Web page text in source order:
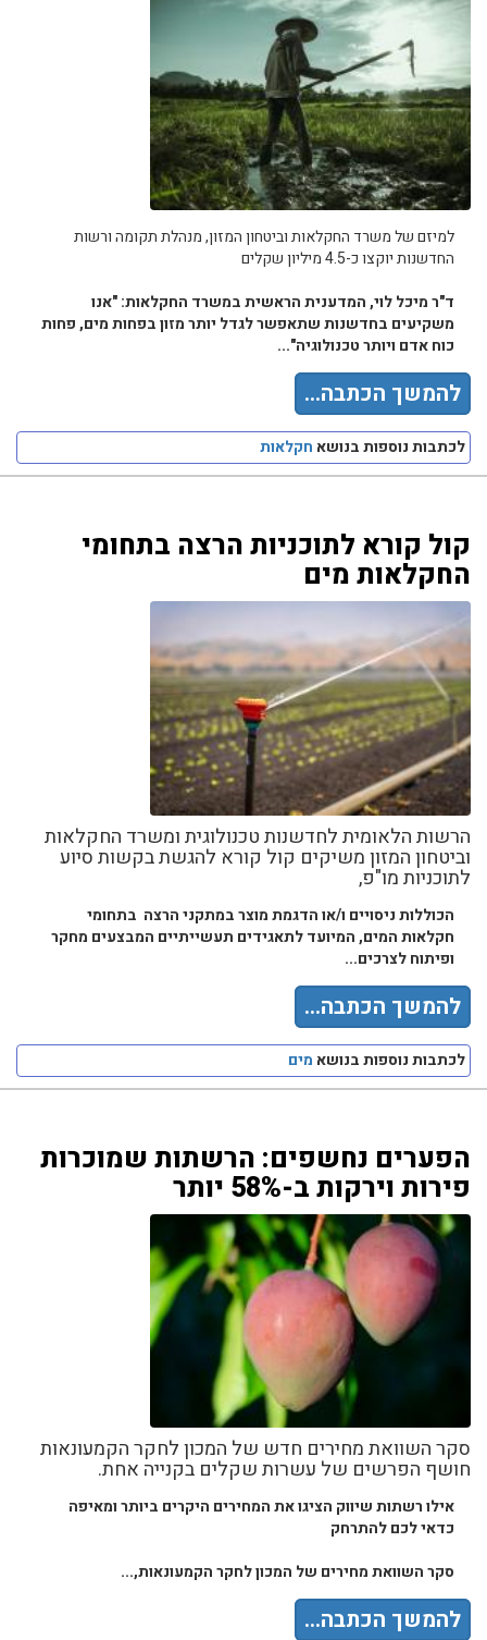
למיזם של משרד החקלאות וביטחון המזון, מנהלת תקומה ורשות
החדשנות יוקצו כ-4.5 מיליון שקלים
ד"ר מיכל לוי, המדענית הראשית במשרד החקלאות: "אנו
משקיעים בחדשנות שתאפשר לגדל יותר מזון בפחות מים, פחות
כוח אדם ויותר טכנולוגיה"...
להמשך הכתבה...
לכתבות נוספות בנושא חקלאות
קול קורא לתוכניות הרצה בתחומי
החקלאות מים
הרשות הלאומית לחדשנות טכנולוגית ומשרד החקלאות
וביטחון המזון משיקים קול קורא להגשת בקשות סיוע
לתוכניות מו"פ,
הכוללות ניסויים ו/או הדגמת מוצר במתקני הרצה בתחומי
חקלאות המים, המיועד לתאגידים תעשייתיים המבצעים מחקר
ופיתוח לצרכים...
להמשך הכתבה...
לכתבות נוספות בנושא מים
הפערים נחשפים: הרשתות שמוכרות
פירות וירקות ב-58% יותר
סקר השוואת מחירים חדש של המכון לחקר הקמעונאות
חושף הפרשים של עשרות שקלים בקנייה אחת.
אילו רשתות שיווק הציגו את המחירים היקרים ביותר ומאיפה
כדאי לכם להתרחק
סקר השוואת מחירים של המכון לחקר הקמעונאות,...
להמשך הכתבה...